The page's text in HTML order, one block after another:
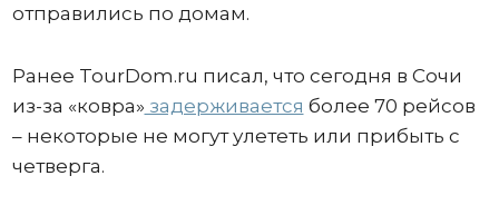
отправились по домам.
Ранее TourDom.ru писал, что сегодня в Сочи
из-за «ковра» задерживается более 70 рейсов
– некоторые не могут улететь или прибыть с
четверга.